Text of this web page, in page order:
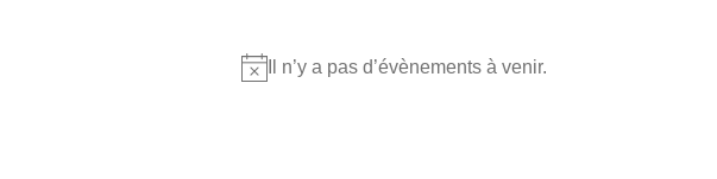
Notice
Il n’y a pas d’évènements à venir.